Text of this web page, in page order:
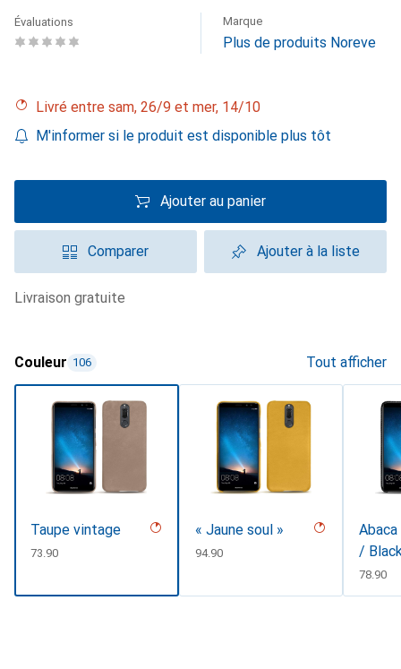
Évaluations Marque
Plus de produits Noreve
Livré entre sam, 26/9 et mer, 14/10
M'informer si le produit est disponible plus tôt
Ajouter au panier
Comparer Ajouter à la liste
livraison gratuite
Couleur 106 Tout afficher
Taupe vintage
CHF
73.90
« Jaune soul »
CHF
94.90
/
CHF
78.90